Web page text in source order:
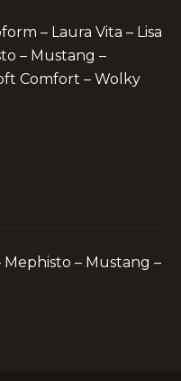
– Laura Vita – Lisa
– Mustang –
Comfort – Wolky
Mephisto – Mustang –